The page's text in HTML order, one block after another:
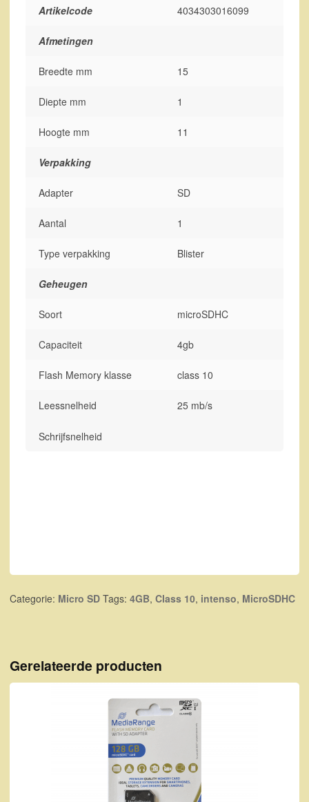
Artikelcode 4034303016099
Afmetingen
Breedte mm 15
Diepte mm 1
Hoogte mm 11
Verpakking
Adapter SD
Aantal 1
Type verpakking Blister
Geheugen
Soort microSDHC
Capaciteit 4gb
Flash Memory klasse class 10
Leessnelheid
Schrijfsnelheid
25 mb/s
Categorie: Micro SD Tags: 4GB, Class 10, intenso, MicroSDHC
Gerelateerde producten